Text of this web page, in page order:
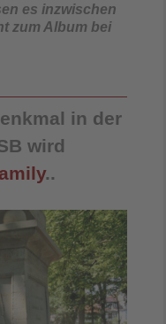
es inzwischen
zum Album bei
in der
wird
..